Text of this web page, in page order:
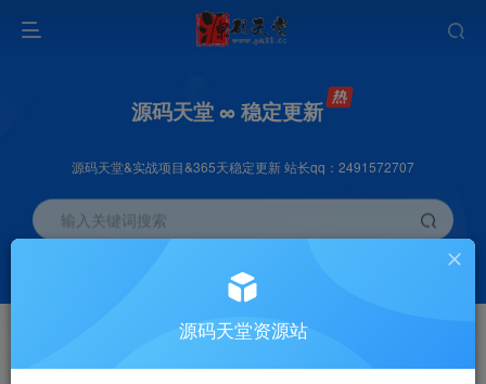
源码天堂 ∞ 稳定更新
源码天堂&实战项目&365天稳定更新 站长qq：2491572707
输入关键词搜索
推广赚钱 70%分佣
站长招募
推荐
源码天堂资源站